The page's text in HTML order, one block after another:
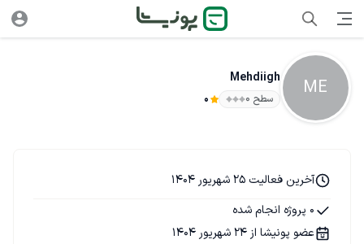
ME
Mehdiigh
سطح ۰ 0
آخرین فعالیت 25 شهریور 1404
0 پروژه انجام شده
عضو پونیشا از 24 شهریور 1404